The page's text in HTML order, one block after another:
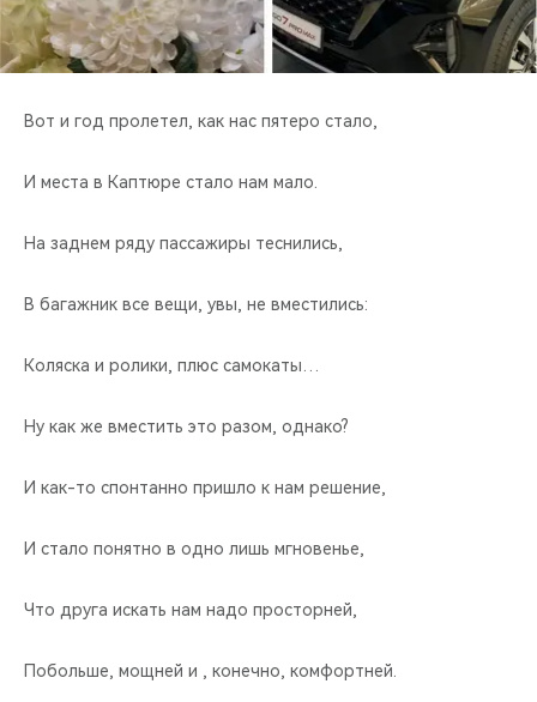
CHERY И СПОРТ
НАШИ МЕРОПРИЯТИЯ
ВИДЕООБЗОРЫ
CHERY ДЛЯ ДЕТЕЙ
Вот и год пролетел, как нас пятеро стало,
И места в Каптюре стало нам мало.
На заднем ряду пассажиры теснились,
В багажник все вещи, увы, не вместились:
Коляска и ролики, плюс самокаты…
Ну как же вместить это разом, однако?
И как-то спонтанно пришло к нам решение,
И стало понятно в одно лишь мгновенье,
Что друга искать нам надо просторней,
Побольше, мощней и , конечно, комфортней.